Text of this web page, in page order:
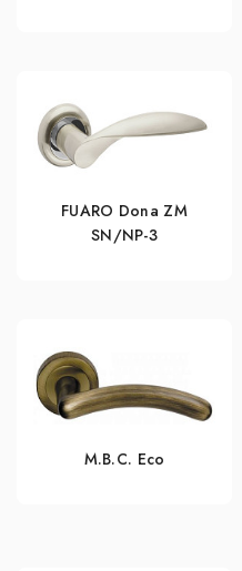
FUARO Dona ZM
SN/NP-3
M.B.C. Eco